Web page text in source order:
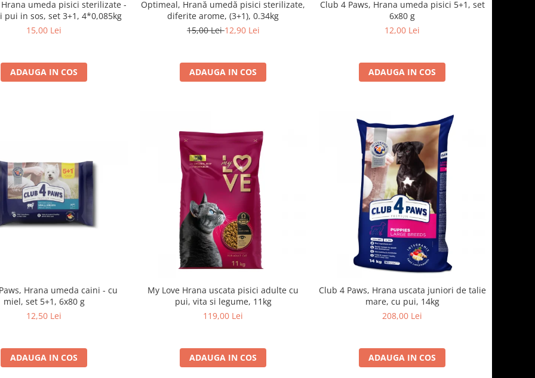
umeda pisici sterilizate -
pui in sos, set 3+1, 4*0,085kg
15,00 Lei
ADAUGA IN COS
Optimeal, Hrană umedă pisici sterilizate,
diferite arome, (3+1), 0.34kg
15,00 Lei12,90 Lei
ADAUGA IN COS
Club 4 Paws, Hrana umeda pisici 5+1, set
6x80 g
12,00 Lei
ADAUGA IN COS
Hrana umeda caini - cu
miel, set 5+1, 6x80 g
12,50 Lei
ADAUGA IN COS
My Love Hrana uscata pisici adulte cu
pui, vita si legume, 11kg
119,00 Lei
ADAUGA IN COS
Club 4 Paws, Hrana uscata juniori de talie
mare, cu pui, 14kg
208,00 Lei
ADAUGA IN COS